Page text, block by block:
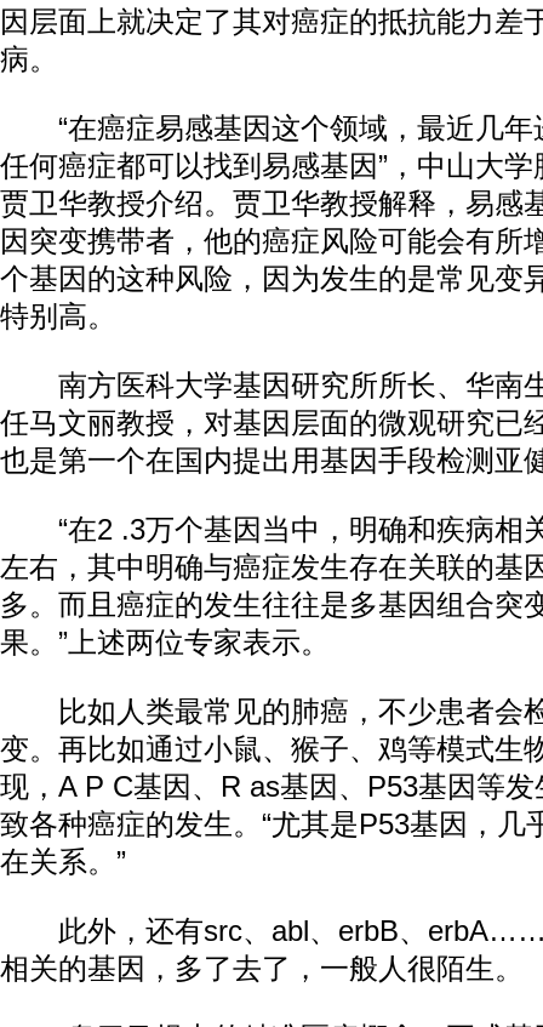
因层面上就决定了其对癌症的抵抗能力差
病。
“在癌症易感基因这个领域，最近几年
任何癌症都可以找到易感基因”，中山大
贾卫华教授介绍。贾卫华教授解释，易感
因突变携带者，他的癌症风险可能会有所
个基因的这种风险，因为发生的是常见变
特别高。
南方医科大学基因研究所所长、华南
任马文丽教授，对基因层面的微观研究已
也是第一个在国内提出用基因手段检测亚
“在2 .3万个基因当中，明确和疾病相
左右，其中明确与癌症发生存在关联的基
多。而且癌症的发生往往是多基因组合突
果。”上述两位专家表示。
比如人类最常见的肺癌，不少患者会
变。再比如通过小鼠、猴子、鸡等模式生
现，A P C基因、R as基因、P53基因等
致各种癌症的发生。“尤其是P53基因，几
在关系。”
此外，还有src、abl、erbB、erbA……
相关的基因，多了去了，一般人很陌生。